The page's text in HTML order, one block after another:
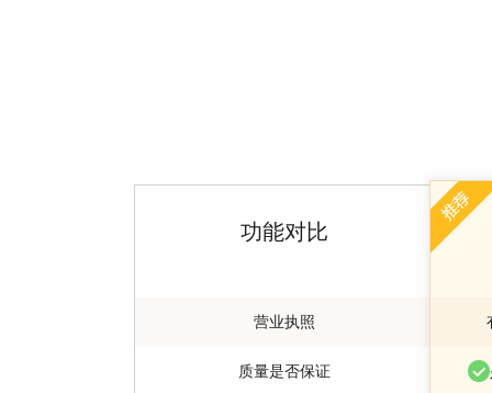
功能对比
营业执照
质量是否保证